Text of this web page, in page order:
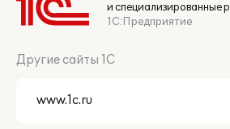
и специализированные
1С:Предприятие
Другие сайты 1С